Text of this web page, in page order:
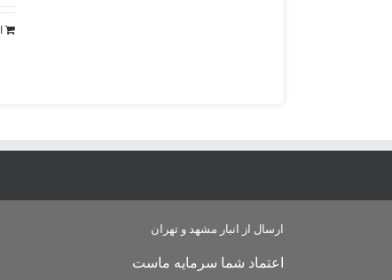
ارسال از انبار مشهد و تهران
اعتماد شما سرمایه ماست